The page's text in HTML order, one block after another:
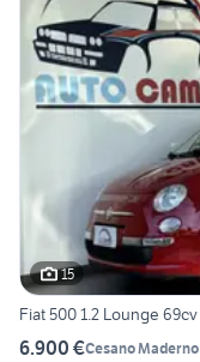
15
Fiat 500 1.2 Lounge 69cv
6.900 €Cesano Maderno